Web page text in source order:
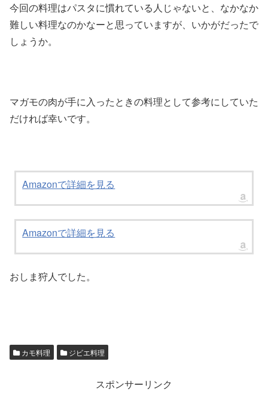
今回の料理はパスタに慣れている人じゃないと、なかなか
難しい料理なのかなーと思っていますが、いかがだったで
しょうか。
マガモの肉が手に入ったときの料理として参考にしていた
だければ幸いです。
Amazonで詳細を見る
Amazonで詳細を見る
おしま狩人でした。
カモ料理 ジビエ料理
スポンサーリンク